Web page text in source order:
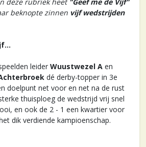
beknopte zinnen vijf wedstrijden
leider Wuustwezel A en
dé derby-topper in 3e
doelpunt net voor en net na de rust
thuisploeg de wedstrijd vrij snel
en ook de 2 - 1 een kwartier voor
dik verdiende kampioenschap.